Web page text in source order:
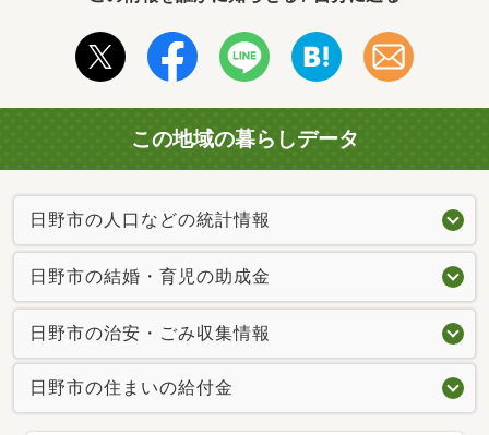
この地域の暮らしデータ
日野市の人口などの統計情報
日野市の結婚・育児の助成金
日野市の治安・ごみ収集情報
日野市の住まいの給付金